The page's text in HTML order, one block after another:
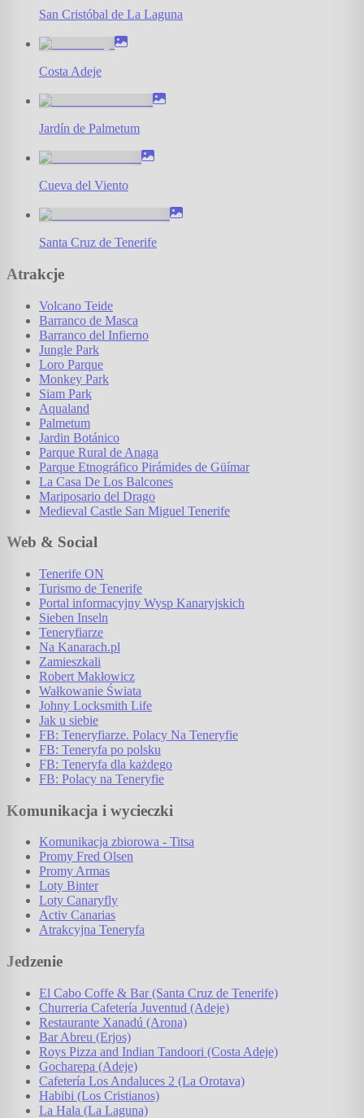
San Cristóbal de La Laguna
Costa Adeje
Jardín de Palmetum
Cueva del Viento
Santa Cruz de Tenerife
Atrakcje
Volcano Teide
Barranco de Masca
Barranco del Infierno
Jungle Park
Loro Parque
Monkey Park
Siam Park
Aqualand
Palmetum
Jardin Botánico
Parque Rural de Anaga
Parque Etnográfico Pirámides de Güímar
La Casa De Los Balcones
Mariposario del Drago
Medieval Castle San Miguel Tenerife
Web & Social
Tenerife ON
Turismo de Tenerife
Portal informacyjny Wysp Kanaryjskich
Sieben Inseln
Teneryfiarze
Na Kanarach.pl
Zamieszkali
Robert Makłowicz
Wałkowanie Świata
Johny Locksmith Life
Jak u siebie
FB: Teneryfiarze. Polacy Na Teneryfie
FB: Teneryfa po polsku
FB: Teneryfa dla każdego
FB: Polacy na Teneryfie
Komunikacja i wycieczki
Komunikacja zbiorowa - Titsa
Promy Fred Olsen
Promy Armas
Loty Binter
Loty Canaryfly
Activ Canarias
Atrakcyjna Teneryfa
Jedzenie
El Cabo Coffe & Bar (Santa Cruz de Tenerife)
Churreria Cafetería Juventud (Adeje)
Restaurante Xanadú (Arona)
Bar Abreu (Erjos)
Roys Pizza and Indian Tandoori (Costa Adeje)
Gocharepa (Adeje)
Cafetería Los Andaluces 2 (La Orotava)
Habibi (Los Cristianos)
La Hala (La Laguna)